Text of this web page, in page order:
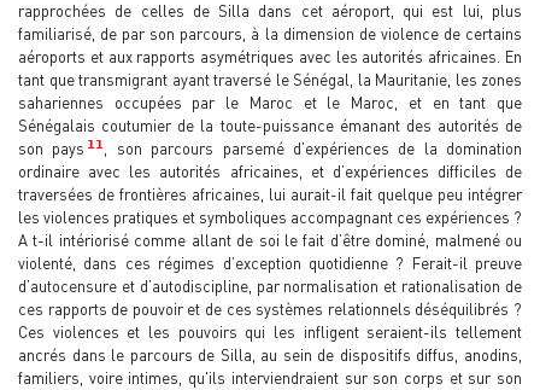
rapprochées de celles de Silla dans cet aéroport, qui est lui, plus
familiarisé, de par son parcours, à la dimension de violence de certains
aéroports et aux rapports asymétriques avec les autorités africaines. En
tant que transmigrant ayant traversé le Sénégal, la Mauritanie, les zones
sahariennes occupées par le Maroc et le Maroc, et en tant que
Sénégalais coutumier de la toute-puissance émanant des autorités de
son pays 11
, son parcours parsemé d’expériences de la domination
ordinaire avec les autorités africaines, et d’expériences difficiles de
traversées de frontières africaines, lui aurait-il fait quelque peu intégrer
les violences pratiques et symboliques accompagnant ces expériences ?
A t-il intériorisé comme allant de soi le fait d’être dominé, malmené ou
violenté, dans ces régimes d’exception quotidienne ? Ferait-il preuve
d’autocensure et d’autodiscipline, par normalisation et rationalisation de
ces rapports de pouvoir et de ces systèmes relationnels déséquilibrés ?
Ces violences et les pouvoirs qui les infligent seraient-ils tellement
ancrés dans le parcours de Silla, au sein de dispositifs diffus, anodins,
familiers, voire intimes, qu'ils interviendraient sur son corps et sur son